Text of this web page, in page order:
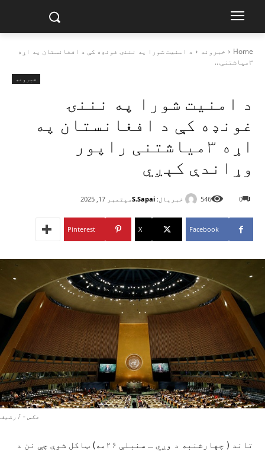
Home خبرونه
د امنیت شورا په نننۍ غونډه کې د افغانستان په اړه
۳‌میاشتنی...
خبرونه
د امنیت شورا په نننۍ
غونډه کې د افغانستان په
اړه ۳‌میاشتنی راپور
وړاندې کېږي
خبریال: S.Sapaiسپتمبر 17, 2025 0
546
Facebook
X
Pinterest
عکس - آرشیف
تاند ( چهارشنبه د وږي ـ سنبلې ۲۶مه) ټاکل شوې چې نن د